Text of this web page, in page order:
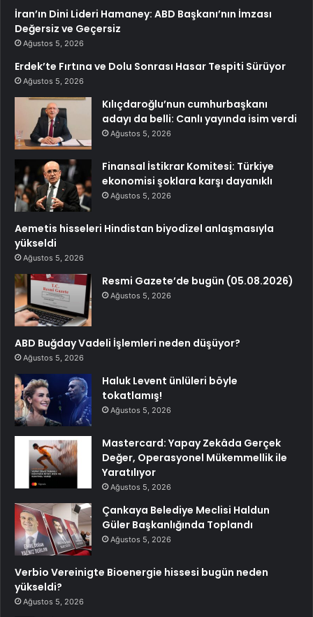
İran’ın Dini Lideri Hamaney: ABD Başkanı’nın İmzası
Değersiz ve Geçersiz
Ağustos 5, 2026
Erdek’te Fırtına ve Dolu Sonrası Hasar Tespiti Sürüyor
Ağustos 5, 2026
Kılıçdaroğlu’nun cumhurbaşkanı
adayı da belli: Canlı yayında isim verdi
Ağustos 5, 2026
Finansal İstikrar Komitesi: Türkiye
ekonomisi şoklara karşı dayanıklı
Ağustos 5, 2026
Aemetis hisseleri Hindistan biyodizel anlaşmasıyla
yükseldi
Ağustos 5, 2026
Resmi Gazete’de bugün (05.08.2026)
Ağustos 5, 2026
ABD Buğday Vadeli İşlemleri neden düşüyor?
Ağustos 5, 2026
Haluk Levent ünlüleri böyle
tokatlamış!
Ağustos 5, 2026
Mastercard: Yapay Zekâda Gerçek
Değer, Operasyonel Mükemmellik ile
Yaratılıyor
Ağustos 5, 2026
Çankaya Belediye Meclisi Haldun
Güler Başkanlığında Toplandı
Ağustos 5, 2026
Verbio Vereinigte Bioenergie hissesi bugün neden
yükseldi?
Ağustos 5, 2026